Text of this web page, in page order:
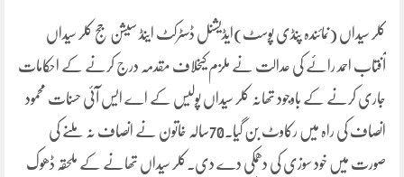
کلر سیداں (نمائندہ پنڈی پوسٹ)ایڈیشنل ڈسٹرکٹ اینڈ سیشن جج کلر سیداں
آفتاب احمد رائے کی عدالت نے ملزم کیخلاف مقدمہ درج کرنے کے احکامات
جاری کرنے کے باوجود تھانہ کلر سیداں پولیس کے اے ایس آئی حسنات محمود
انصاف کی راہ میں رکاوٹ بن گیا۔70سالہ خاتون نے انصاف نہ ملنے کی
صورت میں خود سوزی کی دھمکی دے دی۔کلر سیداں تھانے کے ملحقہ ڈھوک